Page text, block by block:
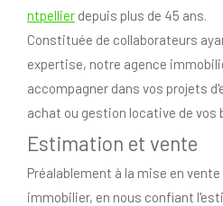
ntpellier depuis plus de 45 ans.
Constituée de collaborateurs
expertise, notre agence
accompagner dans vos projets
achat ou gestion locative de vos
Estimation et vente
Préalablement à la mise en
immobilier, en nous confiant